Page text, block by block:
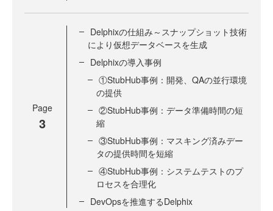
Page
3
Delphixの仕組み～スナップショット技術
により仮想データベースを生成
Delphixの導入事例
①StubHub事例：開発、QAの並行環境
の提供
②StubHub事例：データ準備時間の短
縮
③StubHub事例：マスキング済みデー
タの提供時間を短縮
④StubHub事例：システムテストのプ
ロセスを合理化
DevOpsを推進するDelphix